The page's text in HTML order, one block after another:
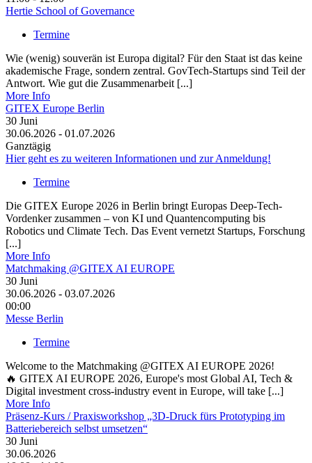
Hertie School of Governance
Termine
Wie (wenig) souverän ist Europa digital? Für den Staat ist das keine
akademische Frage, sondern zentral. GovTech-Startups sind Teil der
Antwort. Wie gut die Zusammenarbeit [...]
More Info
GITEX Europe Berlin
30 Juni
30.06.2026 - 01.07.2026
Ganztägig
Hier geht es zu weiteren Informationen und zur Anmeldung!
Termine
Die GITEX Europe 2026 in Berlin bringt Europas Deep-Tech-
Vordenker zusammen – von KI und Quantencomputing bis
Robotics und Climate Tech. Das Event vernetzt Startups, Forschung
[...]
More Info
Matchmaking @GITEX AI EUROPE
30 Juni
30.06.2026 - 03.07.2026
00:00
Messe Berlin
Termine
Welcome to the Matchmaking @GITEX AI EUROPE 2026!
🔥 GITEX AI EUROPE 2026, Europe's most Global AI, Tech &
Digital investment cross-industry event in Europe, will take [...]
More Info
Präsenz-Kurs / Praxisworkshop „3D-Druck fürs Prototyping im
Batteriebereich selbst umsetzen“
30 Juni
30.06.2026